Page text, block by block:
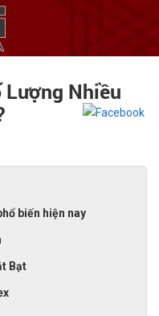
Nhiều
biến hiện nay
Bạt